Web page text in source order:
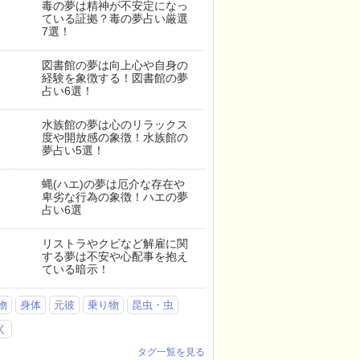
毒の夢は精神が不安定になっ
ている証拠？毒の夢占い厳選
7選！
図書館の夢は向上心や自身の
経験を象徴する！図書館の夢
占い6選！
水族館の夢は心のリラックス
度や開放感の象徴！水族館の
夢占い5選！
蝿(ハエ)の夢は厄介な存在や
卑劣な行為の象徴！ハエの夢
占い6選
リストラやクビなど解雇に関
する夢は不安や心配事を抱え
ている暗示！
身体 元彼 乗り物
昆虫・虫
タグ一覧を見る